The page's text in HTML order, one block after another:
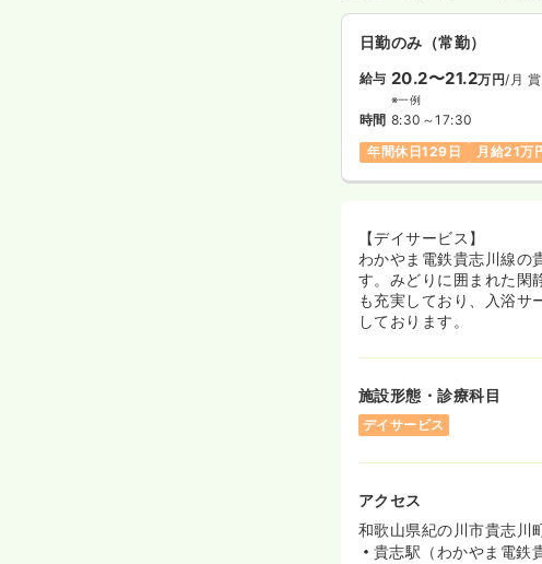
日勤のみ（常勤）
給与 20.2〜21.2万円/月
※一例
時間 8:30～17:30
年間休日129日
月給21万
【デイサービス】
わかやま電鉄貴志川線の
す。みどりに囲まれた閑
も充実しており、入浴サ
しております。
施設形態・診療科目
デイサービス
アクセス
和歌山県紀の川市貴志川
貴志駅（わかやま電鉄